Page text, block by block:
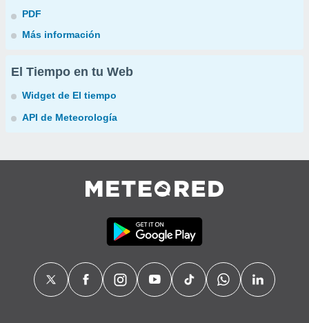
PDF
Más información
El Tiempo en tu Web
Widget de El tiempo
API de Meteorología